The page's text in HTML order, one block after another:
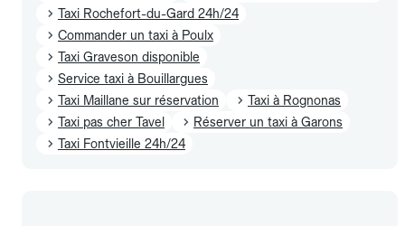
Taxi Rochefort-du-Gard 24h/24
Commander un taxi à Poulx
Taxi Graveson disponible
Service taxi à Bouillargues
Taxi Maillane sur réservation
Taxi à Rognonas
Taxi pas cher Tavel
Réserver un taxi à Garons
Taxi Fontvieille 24h/24